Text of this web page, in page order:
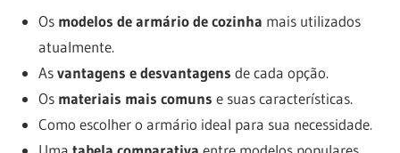
Os modelos de armário de cozinha mais utilizados
atualmente.
Asvantagens e desvantagens de cada opção.
Os materiais mais comuns e suas características.
Como escolher o armário ideal para sua necessidade.